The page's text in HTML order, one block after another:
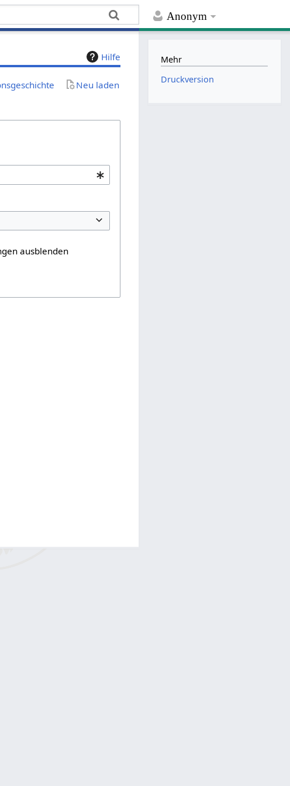
Anonym
Hilfe
Neu laden
ausblenden
Mehr
Druckversion